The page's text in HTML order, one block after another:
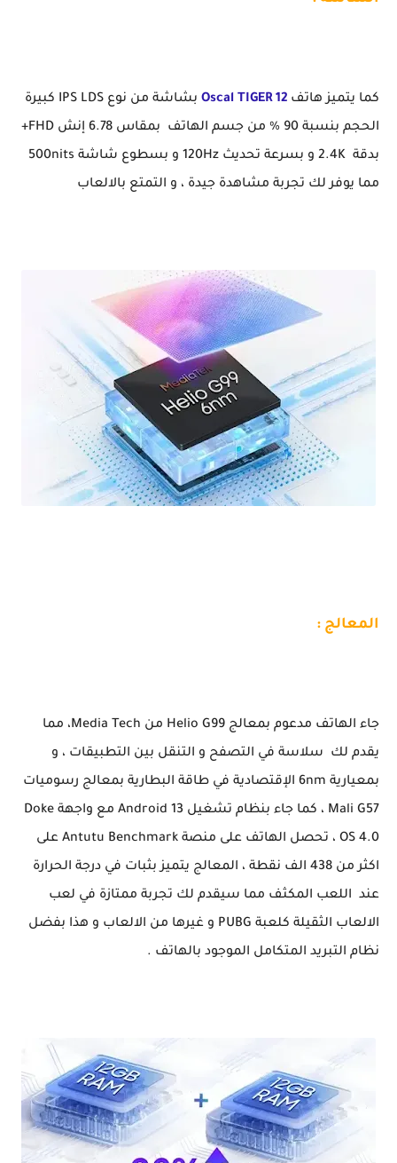
كما يتميز هاتف Oscal TIGER 12
بشاشة من نوع IPS LDS كبيرة
الحجم بنسبة 90 % من جسم الهاتف بمقاس 6.78 إنش FHD+
بدقة 2.4K و بسرعة تحديث 120Hz و بسطوع شاشة 500nits
مما يوفر لك تجربة مشاهدة جيدة ، و التمتع بالالعاب
المعالج :
جاء الهاتف مدعوم بمعالج Helio G99 من Media Tech، مما
يقدم لك سلاسة في التصفح و التنقل بين التطبيقات ، و
بمعيارية 6nm الإقتصادية في طاقة البطارية بمعالج رسوميات
Mali G57 ، كما جاء بنظام تشغيل Android 13 مع واجهة Doke
OS 4.0 ، تحصل الهاتف على منصة Antutu Benchmark على
اكثر من 438 الف نقطة ، المعالج يتميز بثبات في درجة الحرارة
عند اللعب المكثف مما سيقدم لك تجربة ممتازة في لعب
الالعاب الثقيلة كلعبة PUBG و غيرها من الالعاب و هذا بفضل
نظام التبريد المتكامل الموجود بالهاتف .